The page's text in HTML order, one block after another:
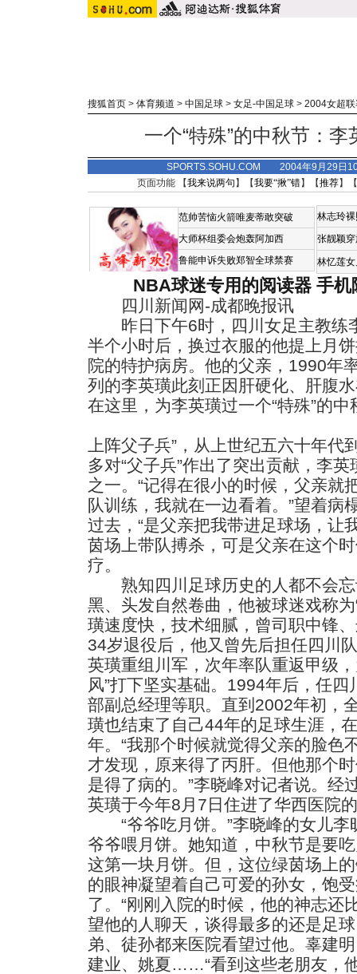
搜狐首页 > 体育频道 > 中国足球 > 女足-中国足球 > 2004女超联
一个“特殊”的中秋节：
SPORTS.SOHU.COM 2004年9月29日
页面功能 【我来说两句 】【我要“揪”错】【推荐】
范帅苦恼火箭唯麦蒂敢突破
大师杯组委会炮轰阿加西
鲁能申诉失败郑智全球禁赛
林志玲
张靓颖
林忆莲
NBA球迷专用的阅读器 手机
四川新闻网-成都晚报讯
昨日下午6时，四川女足主教练
半个小时后，换过衣服的他提上月
院的特护病房。他的父亲，1990年
列的李英璜此刻正因肝硬化、肝腹
在这里，为李英璜过一个“特殊”的中
上阵父子兵”，从上世纪五六十年
多对“父子兵”作出了突出贡献，李
之一。“记得在很小的时候，父亲就
队训练，我就在一边看着。”望着病
过去，“是父亲把我带进足球场，让
茵场上带队搏杀，可是父亲在这个
疗。
熟知四川足球历史的人都不会忘
黑、头发自然卷曲，他被球迷戏称
璜速度快，技术细腻，曾司职中锋
34岁退役后，他又曾先后担任四川
英璜重组川军，次年率队重返甲级
风”打下坚实基础。1994年后，任
部副总经理等职。直到2002年初，
璜也结束了自己44年的足球生涯，
年。“我那个时候就觉得父亲的脸色
才发现，原来得了丙肝。但他那个
是得了病的。”李晓峰对记者说。经
英璜于今年8月7日住进了华西医院
“爷爷吃月饼。”李晓峰的女儿李
爷爷喂月饼。她知道，中秋节是要
这第一块月饼。但，这位绿茵场上
的眼神凝望着自己可爱的孙女，饱
了。“刚刚入院的时候，他的神志还
望他的人聊天，谈得最多的还是足
弟、徒孙都来医院看望过他。辜建
建业、姚夏……“看到这些老朋友，